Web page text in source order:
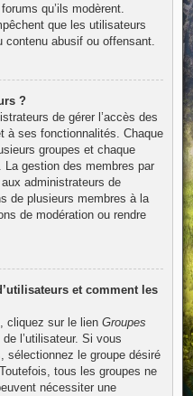
qu’ils modèrent.
que les utilisateurs
abusif ou offensant.
?
de gérer l’accès des
à ses fonctionnalités. Chaque
groupes et chaque
gestion des membres par
administrateurs de
de plusieurs membres à la
de modération ou rendre
et comment les
cliquez sur le lien Groupes
l’utilisateur. Si vous
sélectionnez le groupe désiré
tous les groupes ne
nécessiter une